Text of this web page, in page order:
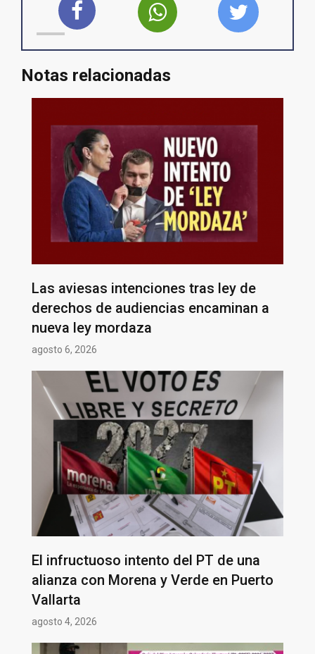
Notas relacionadas
Las aviesas intenciones tras ley de
derechos de audiencias encaminan a
nueva ley mordaza
agosto 6, 2026
El infructuoso intento del PT de una
alianza con Morena y Verde en Puerto
Vallarta
agosto 4, 2026